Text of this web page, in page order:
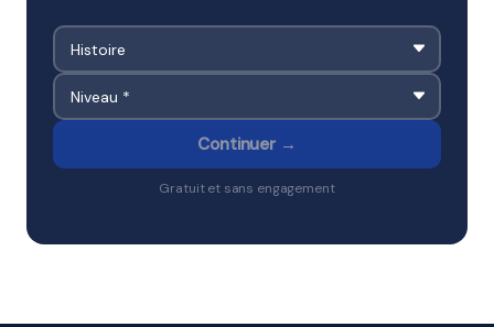
Continuer →
Gratuit et sans engagement